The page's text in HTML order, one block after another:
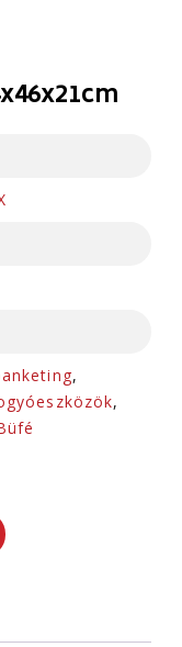
,
,